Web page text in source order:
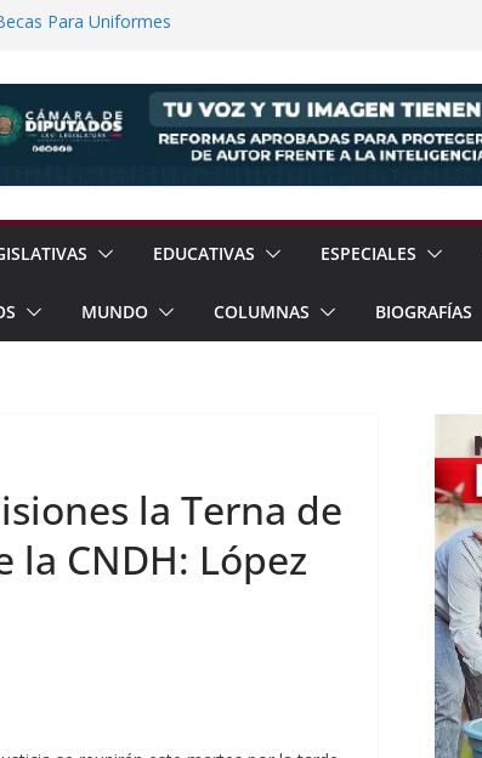
Para Uniformes
a
EDUCATIVAS ESPECIALES
MUNDO COLUMNAS BIOGRAFÍAS
la Terna de
CNDH: López